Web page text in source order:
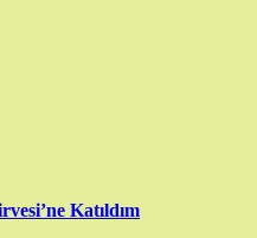
Katıldım